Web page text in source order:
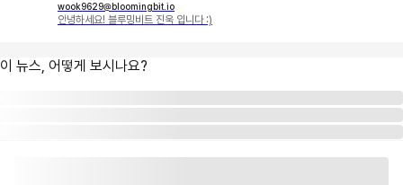
wook9629@bloomingbit.io
안녕하세요! 블루밍비트 진욱 입니다 :)
이 뉴스, 어떻게 보시나요?